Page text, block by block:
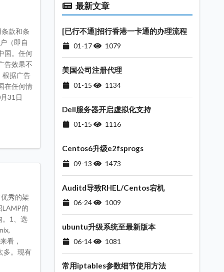
款和条
（即自
国。任何
告效果不
根据广告
在任何情
31日
秀的架
LAMP的
。1、选
看，
多。现有
最新文章
[已行不通]招行香港一卡通的办理流程
01-17 1079
美国公司注册代理
01-15 1134
Dell服务器开启虚拟化支持
01-15 1116
Centos6升级e2fsprogs
09-13 1473
Auditd导致RHEL/Centos宕机
06-24 1009
ubuntu升级系统至最新版本
06-14 1081
常用iptables参数细节使用方法